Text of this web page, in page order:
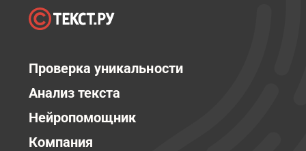
Проверка уникальности
Анализ текста
Нейропомощник
Компания